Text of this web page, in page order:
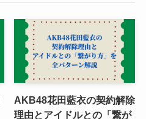
AKB48花田藍衣の契約解除
理由とアイドルとの「繋が